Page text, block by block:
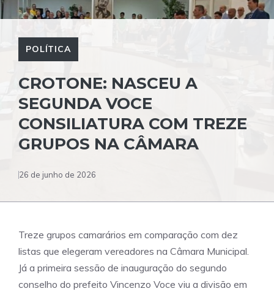
POLÍTICA
CROTONE: NASCEU A
SEGUNDA VOCE
CONSILIATURA COM TREZE
GRUPOS NA CÂMARA
26 de junho de 2026
Treze grupos camarários em comparação com dez
listas que elegeram vereadores na Câmara Municipal.
Já a primeira sessão de inauguração do segundo
conselho do prefeito Vincenzo Voce viu a divisão em